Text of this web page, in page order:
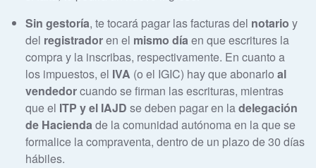
Sin gestoría, te tocará pagar las facturas del notario y
del registradoren el mismo díaen que escritures la
compra y la inscribas, respectivamente. En cuanto a
los impuestos, el IVA (o el IGIC) hay queabonarlo al
vendedorcuando se firman las escrituras, mientras
que el ITP y el IAJD se deben pagar en ladelegación
de Haciendade la comunidad autónoma en la que se
formalice la compraventa, dentro de un plazo de 30 días
hábiles.